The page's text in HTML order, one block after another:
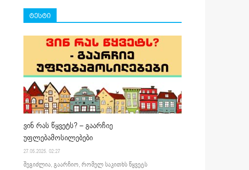
ტესტი
ვინ რას წყვეტს? – გაარჩიე
უფლებამოსილებები
27.05.2025. 02:27
შეგიძლია, გაარჩიო, რომელ საკითხს წყვეტს